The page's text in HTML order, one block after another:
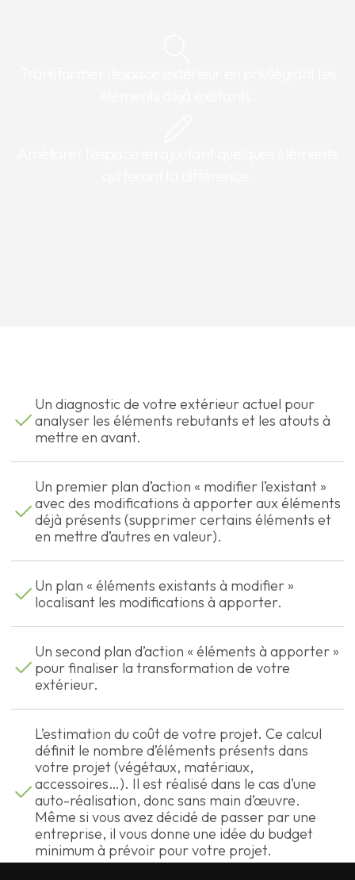
Un diagnostic de votre extérieur actuel pour
analyser les éléments rebutants et les atouts à
mettre en avant.
Un premier plan d’action « modifier l’existant »
avec des modifications à apporter aux éléments
déjà présents (supprimer certains éléments et
en mettre d’autres en valeur).
Un plan « éléments existants à modifier »
localisant les modifications à apporter.
Un second plan d’action « éléments à apporter »
pour finaliser la transformation de votre
extérieur.
L’estimation du coût de votre projet. Ce calcul
définit le nombre d’éléments présents dans
votre projet (végétaux, matériaux,
accessoires…). Il est réalisé dans le cas d’une
auto-réalisation, donc sans main d’œuvre.
Même si vous avez décidé de passer par une
entreprise, il vous donne une idée du budget
minimum à prévoir pour votre projet.